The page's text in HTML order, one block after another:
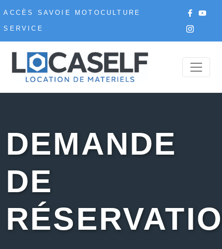
ACCÈS SAVOIE MOTOCULTURE
SERVICE
DEMANDE
DE